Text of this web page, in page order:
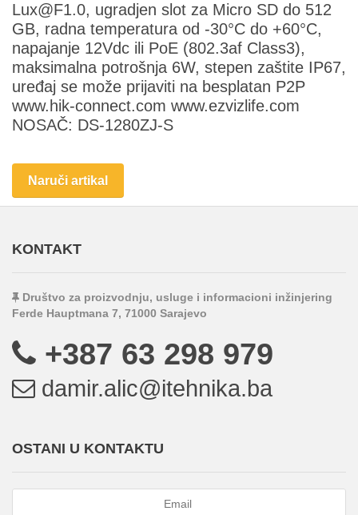
Lux@F1.0, ugradjen slot za Micro SD do 512
GB, radna temperatura od -30°C do +60°C,
napajanje 12Vdc ili PoE (802.3af Class3),
maksimalna potrošnja 6W, stepen zaštite IP67,
uređaj se može prijaviti na besplatan P2P
www.hik-connect.com www.ezvizlife.com
NOSAČ: DS-1280ZJ-S
Naruči artikal
KONTAKT
Društvo za proizvodnju, usluge i informacioni inžinjering
Ferde Hauptmana 7, 71000 Sarajevo
+387 63 298 979
damir.alic@itehnika.ba
OSTANI U KONTAKTU